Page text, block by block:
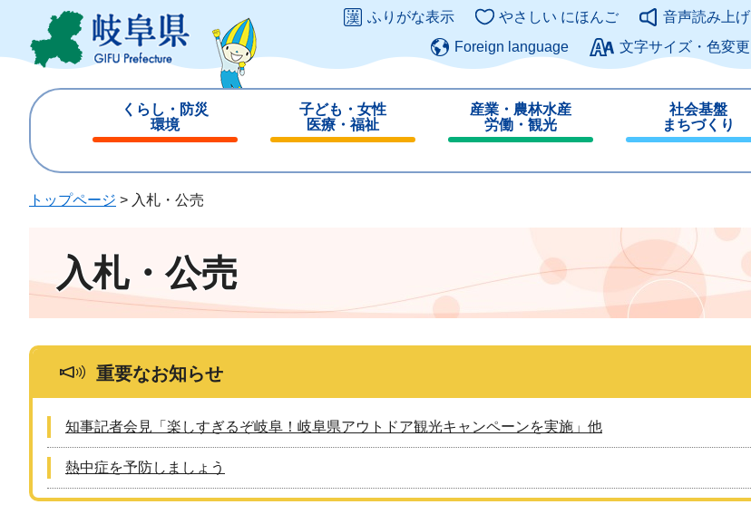
ジ
ュ
このページの本文へ
ふりがな表示 やさしい にほんご
音声読み上げ
Foreign language
文字サイズ・色変更
くらし・防災
環境
じ
子ども・女性
医療・福祉
じ
産業・農林水産
労働・観光
じ
社会基盤
まちづくり
じ
トップページ > 入札・公売
入札・公売
重要なお知らせ
知事記者会見「楽しすぎるぞ岐阜！岐阜県アウトドア観光キャンペーンを実施」他
熱中症を予防しましょう